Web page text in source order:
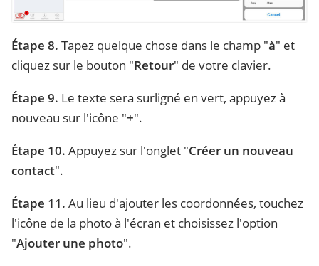
Étape 8. Tapez quelque chose dans le champ "à" et
cliquez sur le bouton "Retour" de votre clavier.
Étape 9. Le texte sera surligné en vert, appuyez à
nouveau sur l'icône "+".
Étape 10. Appuyez sur l'onglet "Créer un nouveau
contact".
Étape 11. Au lieu d'ajouter les coordonnées, touchez
l'icône de la photo à l'écran et choisissez l'option
"Ajouter une photo".